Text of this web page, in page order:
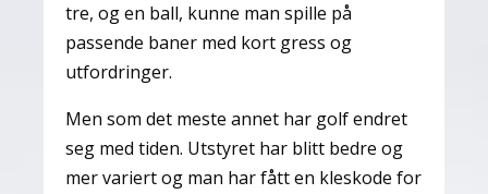
tre, og en ball, kunne man spille på
passende baner med kort gress og
utfordringer.
Men som det meste annet har golf endret
seg med tiden. Utstyret har blitt bedre og
mer variert og man har fått en kleskode for